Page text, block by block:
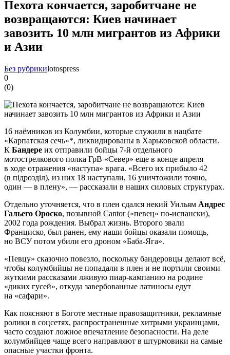
Пехота кончается, заробитчане не
возвращаются: Киев начинает
завозить 10 млн мигрантов из Африки
и Азии
Без рубрикиlotospress
0
(0)
16 наёмников из Колумбии, которые служили в нацбате
«Карпатская сечь»*, ликвидированы в Харьковской области.
К Бандере их отправили бойцы 7-й отдельного
мотострелкового полка ГрВ «Север» еще в конце апреля
в ходе отражения «наступа» врага. «Всего их прибыло 42
(в пiдроздiл), из них 18 наступали, 16 уничтожили точно,
один — в плену», — рассказали в наших силовых структурах.
Отдельно уточняется, что в плен сдался некий Уильям Андрес
Гальего Ороско, позывной Cantor («певец» по-испански),
2002 года рождения. Выбрал жизнь. Второго звали
Франциско, был ранен, ему наши бойцы оказали помощь,
но ВСУ потом убили его дроном «Баба-Яга».
«Певцу» сказочно повезло, поскольку бандеровцы делают всё,
чтобы колумбийцы не попадали в плен и не портили своими
жуткими рассказами лживую пиар-кампанию на родине
«диких гусей», откуда завербованные латиносы едут
на «сафари».
Как поясняют в Боготе местные правозащитники, рекламные
ролики в соцсетях, распространенные хитрыми украинцами,
часто создают ложное впечатление безопасности. На деле
колумбийцев чаще всего направляют в штурмовики на самые
опасные участки фронта.